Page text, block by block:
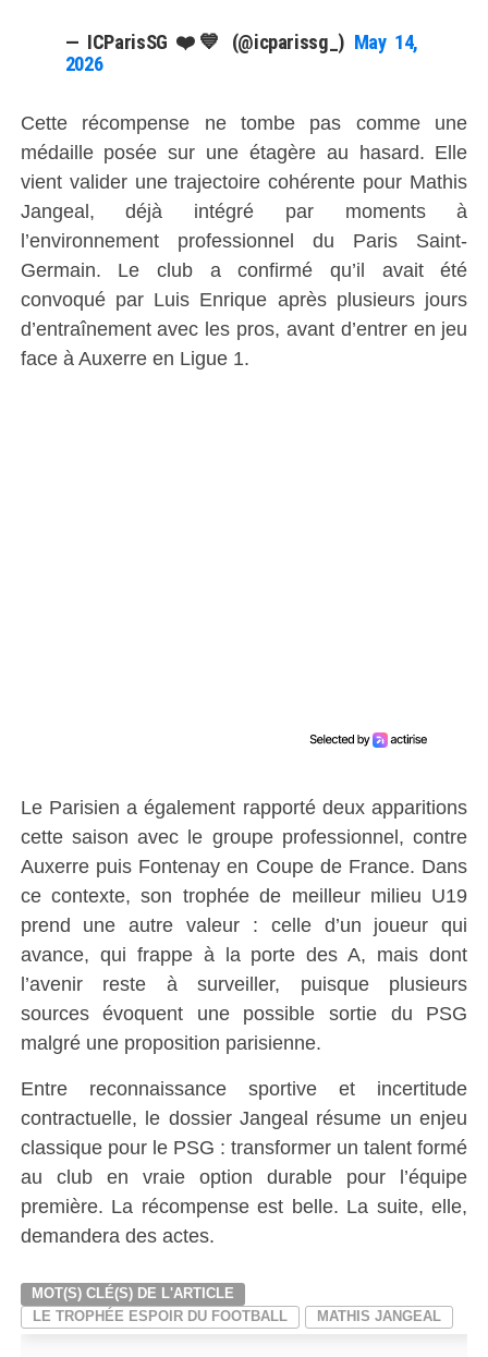
— ICParisSG ❤️💙 (@icparissg_) May 14,
2026
Cette récompense ne tombe pas comme une
médaille posée sur une étagère au hasard. Elle
vient valider une trajectoire cohérente pour Mathis
Jangeal, déjà intégré par moments à
l’environnement professionnel du Paris Saint-
Germain. Le club a confirmé qu’il avait été
convoqué par Luis Enrique après plusieurs jours
d’entraînement avec les pros, avant d’entrer en jeu
face à Auxerre en Ligue 1.
Le Parisien a également rapporté deux apparitions
cette saison avec le groupe professionnel, contre
Auxerre puis Fontenay en Coupe de France. Dans
ce contexte, son trophée de meilleur milieu U19
prend une autre valeur : celle d’un joueur qui
avance, qui frappe à la porte des A, mais dont
l’avenir reste à surveiller, puisque plusieurs
sources évoquent une possible sortie du PSG
malgré une proposition parisienne.
Entre reconnaissance sportive et incertitude
contractuelle, le dossier Jangeal résume un enjeu
classique pour le PSG : transformer un talent formé
au club en vraie option durable pour l’équipe
première. La récompense est belle. La suite, elle,
demandera des actes.
MOT(S) CLÉ(S) DE L'ARTICLE
LE TROPHÉE ESPOIR DU FOOTBALL
MATHIS JANGEAL